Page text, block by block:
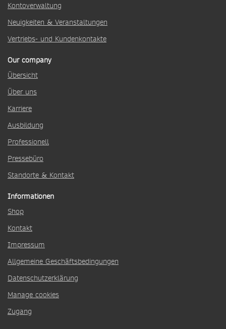
Kontoverwaltung
Neuigkeiten & Veranstaltungen
Vertriebs- und Kundenkontakte
Our company
Übersicht
Über uns
Karriere
Ausbildung
Professionell
Pressebüro
Standorte & Kontakt
Informationen
Shop
Kontakt
Impressum
Allgemeine Geschäftsbedingungen
Datenschutzerklärung
Manage cookies
Zugang